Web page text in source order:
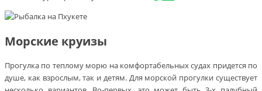
Морские круизы
Прогулка по теплому морю на комфортабельных судах придется по
душе, как взрослым, так и детям. Для морской прогулки существует